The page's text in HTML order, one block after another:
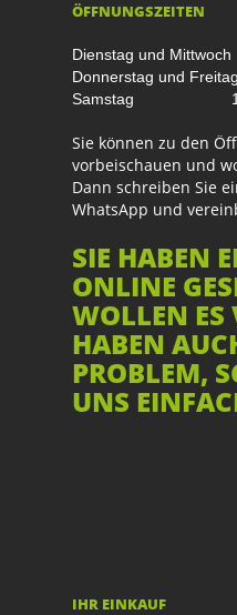
ÖFFNUNGSZEITEN
Dienstag und Mittwoch
Donnerstag und Freitag
Samstag
Sie können zu den
vorbeischauen und
Dann schreiben Sie
WhatsApp und
SIE HABEN
ONLINE
WOLLEN ES
HABEN
PROBLEM,
UNS
IHR EINKAUF